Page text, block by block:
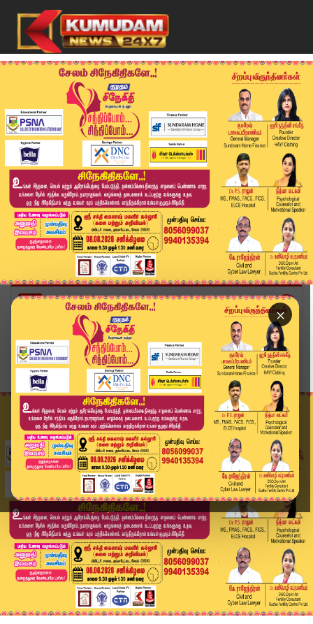
×
Home
வீடியோ ஸ்டோரி
ஆர்.டி.ஓ அலுவலகத்தில் இலஞ்ச ஒழிப்புத்துறை அதிரட...